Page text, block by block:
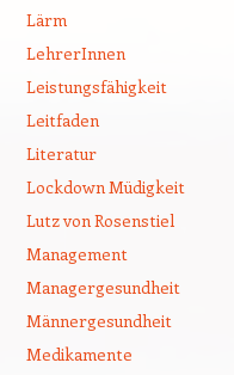
Lärm
LehrerInnen
Leistungsfähigkeit
Leitfaden
Literatur
Lockdown Müdigkeit
Lutz von Rosenstiel
Management
Managergesundheit
Männergesundheit
Medikamente